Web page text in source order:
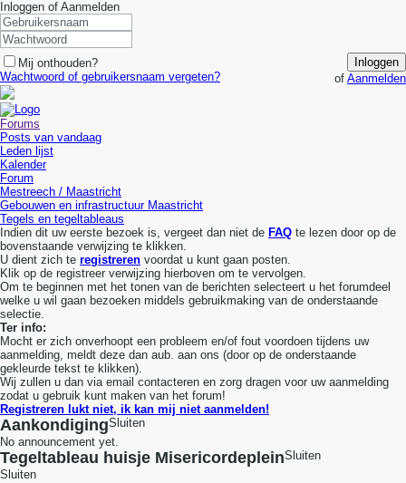
Inloggen of Aanmelden
Mij onthouden?
Inloggen
Wachtwoord of gebruikersnaam vergeten?
of Aanmelden
Forums
Posts van vandaag
Leden lijst
Kalender
Forum
Mestreech / Maastricht
Gebouwen en infrastructuur Maastricht
Tegels en tegeltableaus
Indien dit uw eerste bezoek is, vergeet dan niet de FAQ te lezen door op de
bovenstaande verwijzing te klikken.
U dient zich te registreren voordat u kunt gaan posten.
Klik op de registreer verwijzing hierboven om te vervolgen.
Om te beginnen met het tonen van de berichten selecteert u het forumdeel
welke u wil gaan bezoeken middels gebruikmaking van de onderstaande
selectie.
Ter info:
Mocht er zich onverhoopt een probleem en/of fout voordoen tijdens uw
aanmelding, meldt deze dan aub. aan ons (door op de onderstaande
gekleurde tekst te klikken).
Wij zullen u dan via email contacteren en zorg dragen voor uw aanmelding
zodat u gebruik kunt maken van het forum!
Registreren lukt niet, ik kan mij niet aanmelden!
AankondigingSluiten
No announcement yet.
Tegeltableau huisje MisericordepleinSluiten
Sluiten